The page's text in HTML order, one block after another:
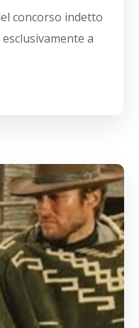
concorso indetto
a